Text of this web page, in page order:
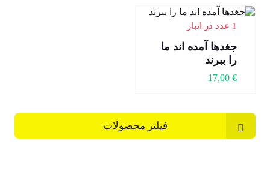
1 عدد در انبار
جغدها آمده اند ما
را ببرند
17,00 €
فیلتر محصولات